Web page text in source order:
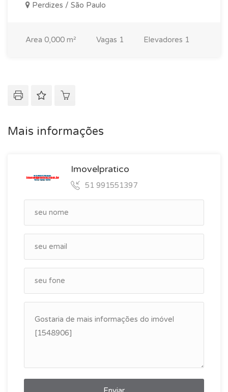
Perdizes / São Paulo
Area 0,000 m² Vagas 1 Elevadores 1
Mais informações
Imovelpratico
51 991551397